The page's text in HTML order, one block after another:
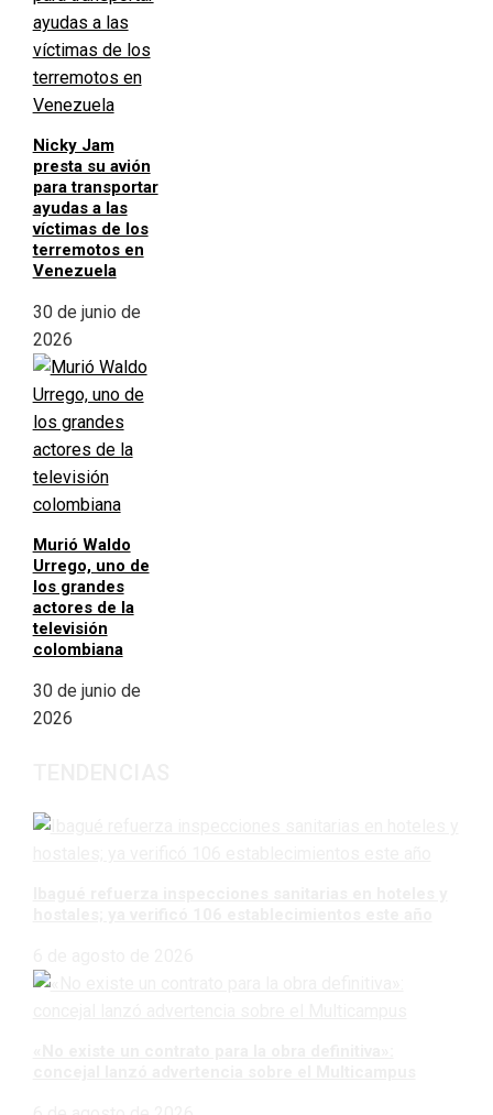
Nicky Jam
presta su avión
para transportar
ayudas a las
víctimas de los
terremotos en
Venezuela
30 de junio de
2026
Murió Waldo
Urrego, uno de
los grandes
actores de la
televisión
colombiana
30 de junio de
2026